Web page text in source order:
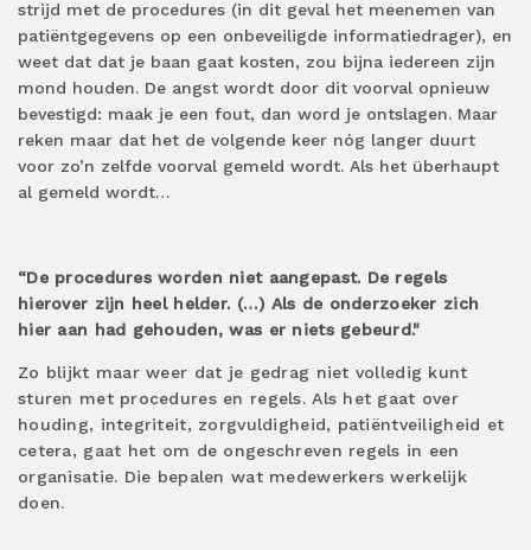
strijd met de procedures (in dit geval het meenemen van
patiëntgegevens op een onbeveiligde informatiedrager), en
weet dat dat je baan gaat kosten, zou bijna iedereen zijn
mond houden. De angst wordt door dit voorval opnieuw
bevestigd: maak je een fout, dan word je ontslagen. Maar
reken maar dat het de volgende keer nóg langer duurt
voor zo’n zelfde voorval gemeld wordt. Als het überhaupt
al gemeld wordt…
“De procedures worden niet aangepast. De regels
hierover zijn heel helder. (…) Als de onderzoeker zich
hier aan had gehouden, was er niets gebeurd."
Zo blijkt maar weer dat je gedrag niet volledig kunt
sturen met procedures en regels. Als het gaat over
houding, integriteit, zorgvuldigheid, patiëntveiligheid et
cetera, gaat het om de ongeschreven regels in een
organisatie. Die bepalen wat medewerkers werkelijk
doen.